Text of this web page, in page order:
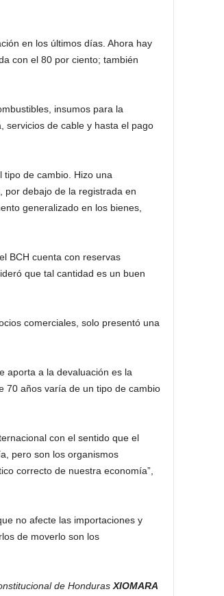
en los últimos días. Ahora hay
con el 80 por ciento; también
insumos para la
servicios de cable y hasta el pago
de cambio. Hizo una
por debajo de la registrada en
generalizado en los bienes,
BCH cuenta con reservas
que tal cantidad es un buen
comerciales, solo presentó una
aporta a la devaluación es la
70 años varía de un tipo de cambio
con el sentido que el
pero son los organismos
correcto de nuestra economía”,
no afecte las importaciones y
de moverlo son los
de Honduras XIOMARA